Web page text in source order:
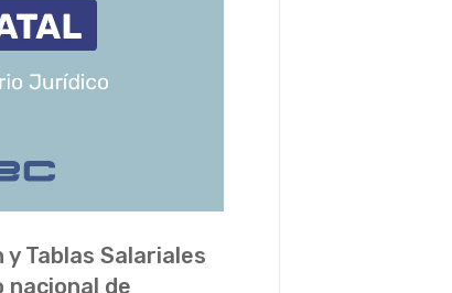
Tablas Salariales
nacional de